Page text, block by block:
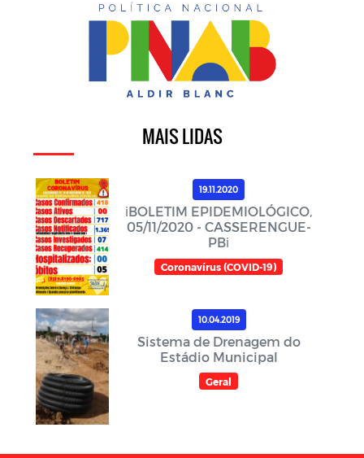
MAIS LIDAS
19.11.2020
ℹ️BOLETIM EPIDEMIOLÓGICO,
05/11/2020 - CASSERENGUE-
PBℹ️
Coronavírus (COVID-19)
10.04.2019
Sistema de Drenagem do
Estádio Municipal
Geral